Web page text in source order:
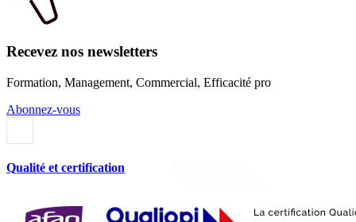
Recevez nos newsletters
Formation, Management, Commercial, Efficacité pro
Abonnez-vous
Qualité et certification